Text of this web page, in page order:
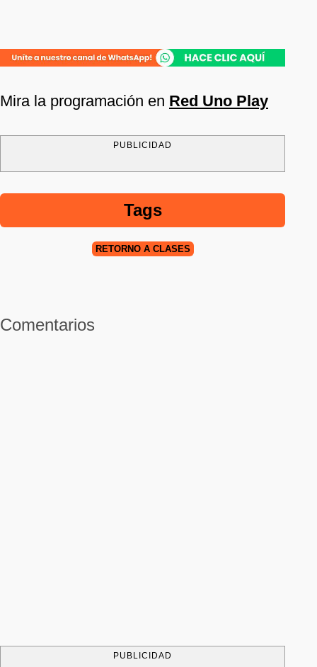
Mira la programación en Red Uno Play
PUBLICIDAD
Tags
RETORNO A CLASES
Comentarios
PUBLICIDAD